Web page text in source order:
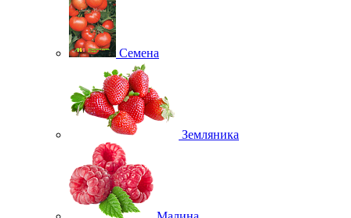
Семена
Земляника